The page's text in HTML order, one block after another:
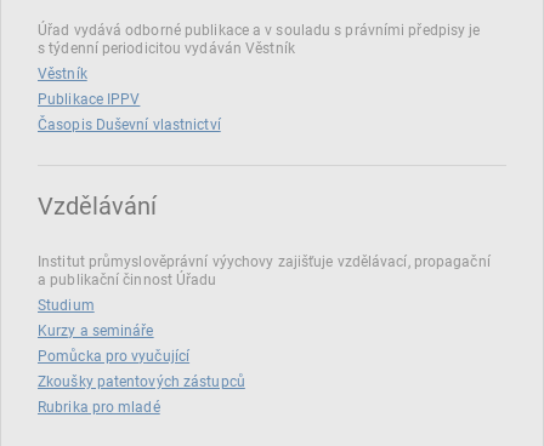
Úřad vydává odborné publikace a v souladu s právními předpisy je
s týdenní periodicitou vydáván Věstník
Věstník
Publikace IPPV
Časopis Duševní vlastnictví
Vzdělávání
Institut průmyslověprávní výychovy zajišťuje vzdělávací, propagační
a publikační činnost Úřadu
Studium
Kurzy a semináře
Pomůcka pro vyučující
Zkoušky patentových zástupců
Rubrika pro mladé